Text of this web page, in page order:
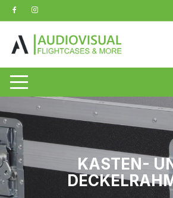
Zum
Inhalt
springen
KASTEN-